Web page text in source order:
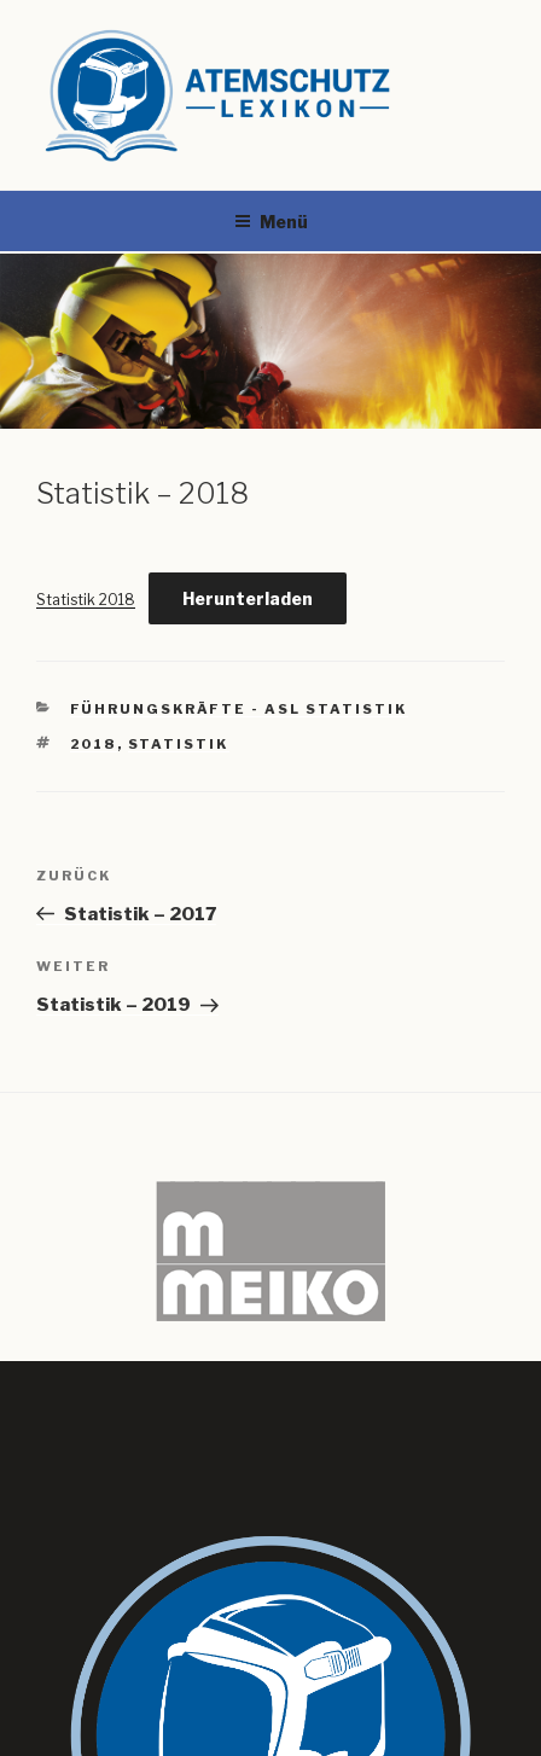
Menü
Statistik – 2018
Statistik 2018 Herunterladen
KATEGORIEN
FÜHRUNGSKRÄFTE - ASL STATISTIK
SCHLAGWÖRTER
2018 , STATISTIK
Beitragsnavigation
Vorheriger
Beitrag
ZURÜCK
Statistik – 2017
Nächster
Beitrag
WEITER
Statistik – 2019